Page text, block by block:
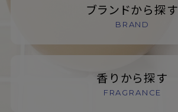
ブランドから探す
BRAND
香りから探す
FRAGRANCE